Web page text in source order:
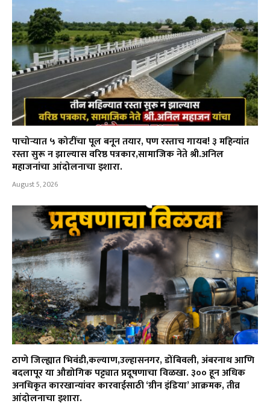
पाचोऱ्यात ५ कोटींचा पूल बनून तयार, पण रस्ताच गायब! ३ महिन्यांत
रस्ता सुरू न झाल्यास वरिष्ठ पत्रकार,सामाजिक नेते श्री.अनिल
महाजनांचा आंदोलनाचा इशारा.
August 5, 2026
ठाणे जिल्ह्यात भिवंडी,कल्याण,उल्हासनगर, डोंबिवली, अंबरनाथ आणि
बदलापूर या औद्योगिक पट्ट्यात प्रदूषणाचा विळखा. ३०० हून अधिक
अनधिकृत कारखान्यांवर कारवाईसाठी ‘ग्रीन इंडिया’ आक्रमक, तीव्र
आंदोलनाचा इशारा.